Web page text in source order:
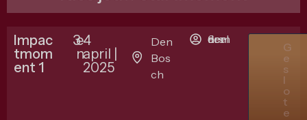
Impac
tmom
ent 1
3e
n
4
april |
2025
Den
Bos
ch
6 deelnemers
G
e
s
l
o
t
e